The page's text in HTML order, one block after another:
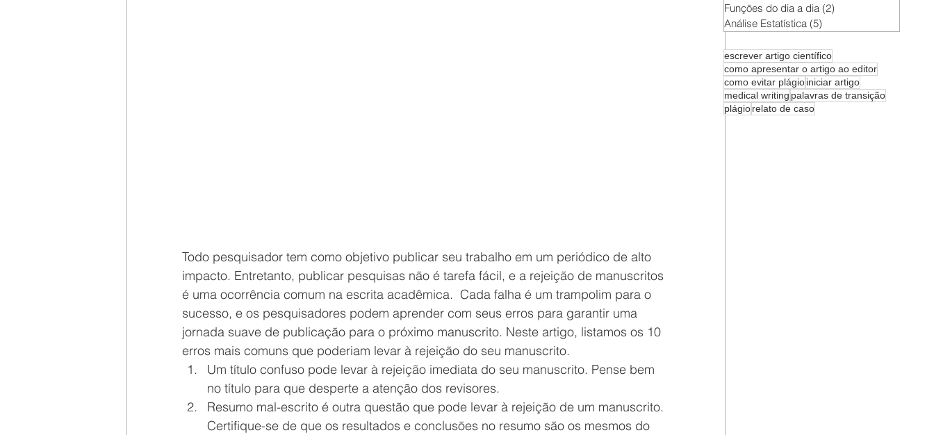
Todo pesquisador tem como objetivo publicar seu trabalho em um periódico de alto
impacto. Entretanto, publicar pesquisas não é tarefa fácil, e a rejeição de manuscritos
é uma ocorrência comum na escrita acadêmica.  Cada falha é um trampolim para o
sucesso, e os pesquisadores podem aprender com seus erros para garantir uma
jornada suave de publicação para o próximo manuscrito. Neste artigo, listamos os 10
erros mais comuns que poderiam levar à rejeição do seu manuscrito.
Um título confuso pode levar à rejeição imediata do seu manuscrito. Pense bem
no título para que desperte a atenção dos revisores.
Resumo mal-escrito é outra questão que pode levar à rejeição de um manuscrito.
Certifique-se de que os resultados e conclusões no resumo são os mesmos do
Funções do dia a dia (2)
Análise Estatística (5)
escrever artigo científico
como apresentar o artigo ao editor
como evitar plágioiniciar artigo
medical writing palavras de transição
plágiorelato de caso